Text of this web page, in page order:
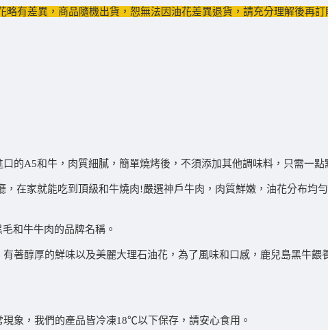
有差異，商品隨機出貨，恕無法因油花差異退貨，請充分理解後再訂
的A5和牛，肉質細膩，簡單燒烤後，不須添加其他調味料，只需一
在家就能吃到頂級和牛燒肉!嚴選神戶牛肉，肉質鮮嫩，油花分布均
和牛牛肉的品牌名稱。
著醇厚的鮮味以及美麗大理石油花，為了風味和口感，鹿兒島黑牛
象，我們的產品皆冷凍18℃以下保存，請安心食用。